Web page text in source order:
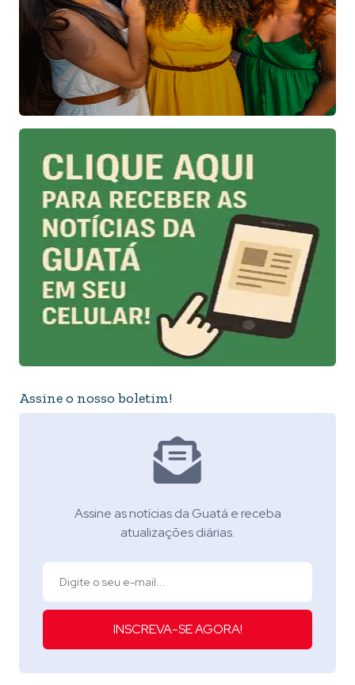
Assine o nosso boletim!
Assine as notícias da Guatá e receba
atualizações diárias.
INSCREVA-SE AGORA!